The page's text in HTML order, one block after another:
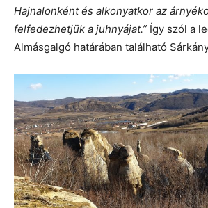
Hajnalonként és alkonyatkor az
felfedezhetjük a juhnyájat.” Így szól a
Almásgalgó határában található